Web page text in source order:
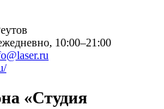
10:00–21:00
«Студия